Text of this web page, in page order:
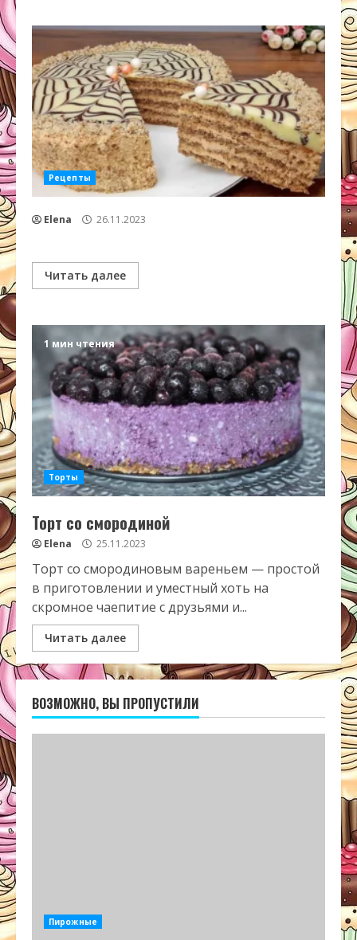
Рецепты
Elena 26.11.2023
Читать далее
1 мин чтения
Торты
Торт со смородиной
Elena 25.11.2023
Торт со смородиновым вареньем — простой
в приготовлении и уместный хоть на
скромное чаепитие с друзьями и...
Читать далее
ВОЗМОЖНО, ВЫ ПРОПУСТИЛИ
Пирожные